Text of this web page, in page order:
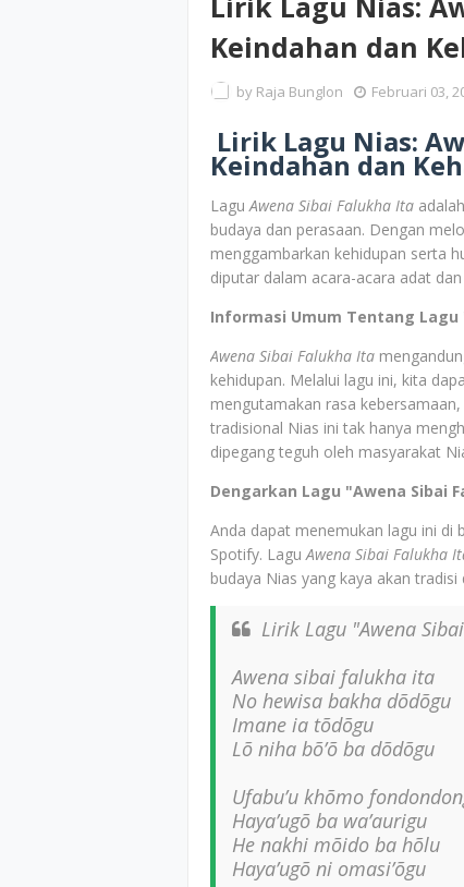
Keindahan dan
by Raja Bunglon Februari 03,
Lirik Lagu Nias:
Keindahan dan
LaguAwena Sibai Falukha Ita
budaya dan perasaan. Dengan
menggambarkan kehidupan serta
diputar dalam acara-acara adat
Informasi Umum Tentang Lagu
Awena Sibai Falukha Ita
kehidupan. Melalui lagu ini, kita
mengutamakan rasa
tradisional Nias ini tak hanya
dipegang teguh oleh masyarakat
Dengarkan Lagu "Awena Sibai
Anda dapat menemukan lagu ini di
Spotify. LaguAwena Sibai Falukha
budaya Nias yang kaya akan tradisi
Lirik Lagu "Awena
Awena sibai falukha ita
No hewisa bakha dõdõgu
Imane ia tõdõgu
Lõ niha bõ’õ ba dõdõgu
Ufabu’u khõmo
Haya’ugõ ba wa’aurigu
He nakhi mõido ba hõlu
Haya’ugõ ni omasi’õgu